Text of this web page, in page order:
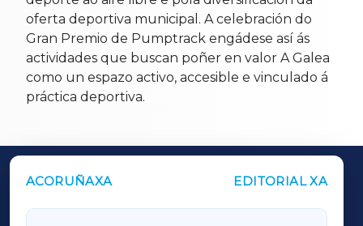
oferta deportiva municipal. A celebración do
Gran Premio de Pumptrack engádese así ás
actividades que buscan poñer en valor A Galea
como un espazo activo, accesible e vinculado á
práctica deportiva.
ACORUÑAXA EDITORIAL XA
OUTROS PERIÓDICOS